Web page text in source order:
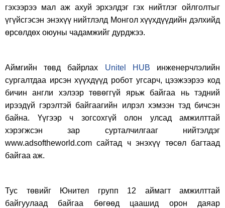
гэхээрээ мал аж ахуй эрхэлдэг гэх нийтлэг ойлголтыг
үгүйсгэсэн энэхүү нийтлэлд Монгол хүүхдүүдийн дэлхийд
өрсөлдөх оюуны чадамжийг дурджээ.
Аймгийн төвд байрлах Unitel HUB инженерчлэлийн
сургалтдаа ирсэн хүүхдүүд робот угсарч, цээжээрээ код
бичин англи хэлээр төвөггүй ярьж байгаа нь тэдний
ирээдүй гэрэлтэй байгаагийн илрэл хэмээн тэд бичсэн
байна. Үүгээр ч зогсохгүй олон улсад амжилттай
хэрэгжсэн зар сурталчилгааг нийтэлдэг
www.adsoftheworld.com сайтад ч энэхүү төсөл багтаад
байгаа аж.
Тус төвийг Юнител групп 12 аймагт амжилттай
байгуулаад байгаа бөгөөд цаашид орон даяар